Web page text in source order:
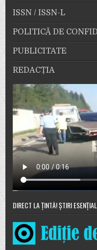
ISSN / ISSN-L
POLITICĂ DE
PUBLICITATE
REDACȚIA
DIRECT LA ȚINTĂ! ȘTIRI